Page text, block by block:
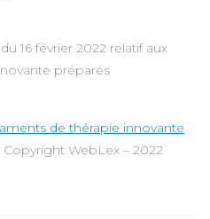
16 février 2022 relatif aux
préparés
de thérapie innovante
WebLex – 2022